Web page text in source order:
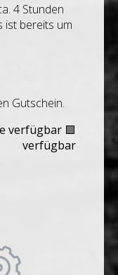
4 Stunden
ist bereits um
Gutschein.
verfügbar 🟩
verfügbar